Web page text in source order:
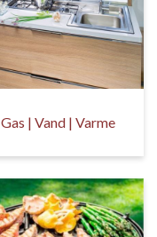
Gas | Vand | Varme